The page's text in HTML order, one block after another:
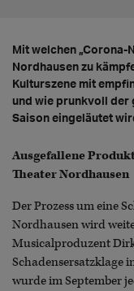
Mit welchen „Corona-
Nordhausen zu
Kulturszene mit
und wie prunkvoll
Saison eingeläutet
Ausgefallene
Theater Nordhausen
Der Prozess um eine
Nordhausen wird
Musicalproduzent
Schadensersatzklage
wurde im September